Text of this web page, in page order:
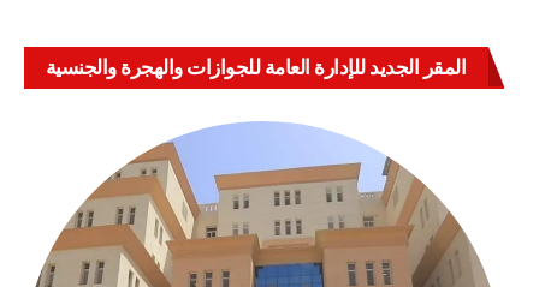
المقر الجديد للإدارة العامة للجوازات والهجرة والجنسية